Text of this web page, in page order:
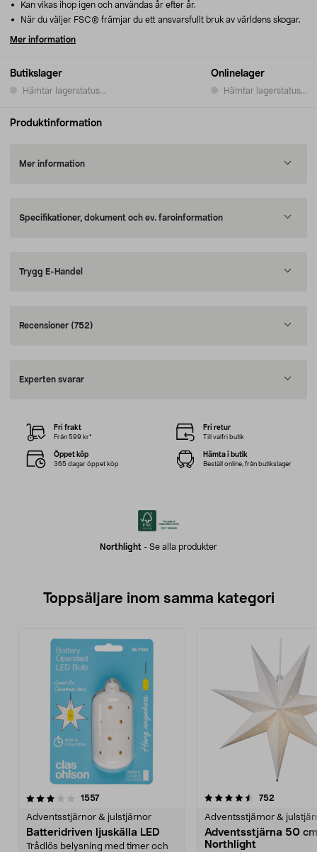
Butikslager
Hämtar lagerstatus...
Onlinelager
Hämtar lagerstatus...
Kan vikas ihop igen och användas år efter år.
När du väljer FSC® främjar du ett ansvarsfullt bruk av världens skogar.
Mer information
Produktinformation
Mer information
Specifikationer, dokument och ev. faroinformation
Trygg E-Handel
Recensioner (752)
Experten svarar
Northlight - Se alla produkter
Fri frakt
Från 599 kr*
Fri retur
Till valfri butik
Öppet köp
365 dagar öppet köp
Hämta i butik
Beställ online, från butikslager
Toppsäljare inom samma kategori
1557recensioner
Adventsstjärnor & julstjärnor
Batteridriven ljuskälla LED
Trådlös belysning med timer och
4.5 av 5 stjärnor 752
Adventsstjärnor &
Adventsstjärna 50
Northlight
4.0 av 5 stjärnor